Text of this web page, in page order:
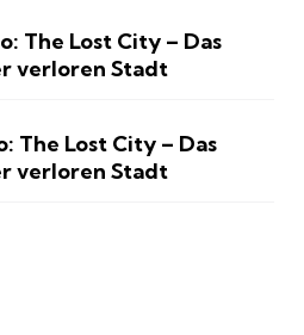
The Lost City – Das
verloren Stadt
The Lost City – Das
verloren Stadt